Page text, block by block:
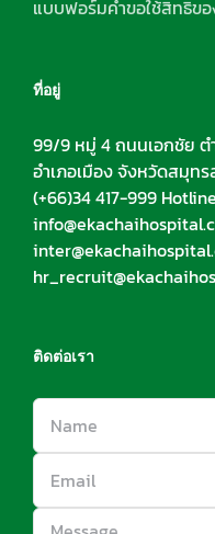
แบบฟอร์มคำขอใช้สิทธิข
ที่อยู่
99/9 หมู่ 4 ถนนเอกชัย ต
อำเภอเมือง จังหวัดสมุท
(+66)34 417-999 Hotline
ติดต่อเรา